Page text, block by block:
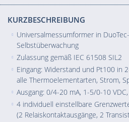
KURZBESCHREIBUNG
Universalmessumformer in
Selbstüberwachung
Zulassung gemäß IEC 61508 SIL2
Eingang: Widerstand und Pt100 in
alle Thermoelementarten, Strom,
Ausgang: 0/4-20 mA, 1-5/0-10
4 individuell einstellbare
(2 Relaiskontaktausgänge, 2